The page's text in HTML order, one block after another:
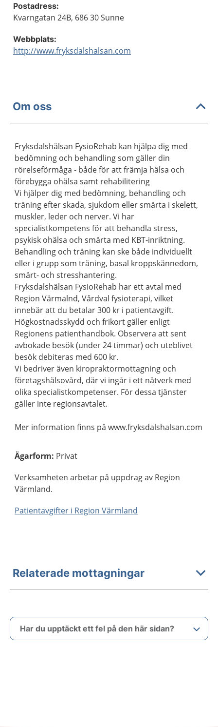
Postadress:
Kvarngatan 24B, 686 30 Sunne
Webbplats:
http://www.fryksdalshalsan.com
Om oss
Fryksdalshälsan FysioRehab kan hjälpa dig med
bedömning och behandling som gäller din
rörelseförmåga - både för att främja hälsa och
förebygga ohälsa samt rehabilitering
Vi hjälper dig med bedömning, behandling och
träning efter skada, sjukdom eller smärta i skelett,
muskler, leder och nerver. Vi har
specialistkompetens för att behandla stress,
psykisk ohälsa och smärta med KBT-inriktning.
Behandling och träning kan ske både individuellt
eller i grupp som träning, basal kroppskännedom,
smärt- och stresshantering.
Fryksdalshälsan FysioRehab har ett avtal med
Region Värmalnd, Vårdval fysioterapi, vilket
innebär att du betalar 300 kr i patientavgift.
Högkostnadsskydd och frikort gäller enligt
Regionens patienthandbok. Observera att sent
avbokade besök (under 24 timmar) och uteblivet
besök debiteras med 600 kr.
Vi bedriver även kiropraktormottagning och
företagshälsovård, där vi ingår i ett nätverk med
olika specialistkompetenser. För dessa tjänster
gäller inte regionsavtalet.
Mer information finns på www.fryksdalshalsan.com
Ägarform: Privat
Verksamheten arbetar på uppdrag av Region
Värmland.
Patientavgifter i Region Värmland
Relaterade mottagningar
Har du upptäckt ett fel på den här sidan?